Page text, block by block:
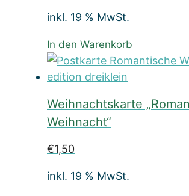
inkl. 19 % MwSt.
In den Warenkorb
Weihnachtskarte
Weihnacht“
€1,50
inkl. 19 % MwSt.